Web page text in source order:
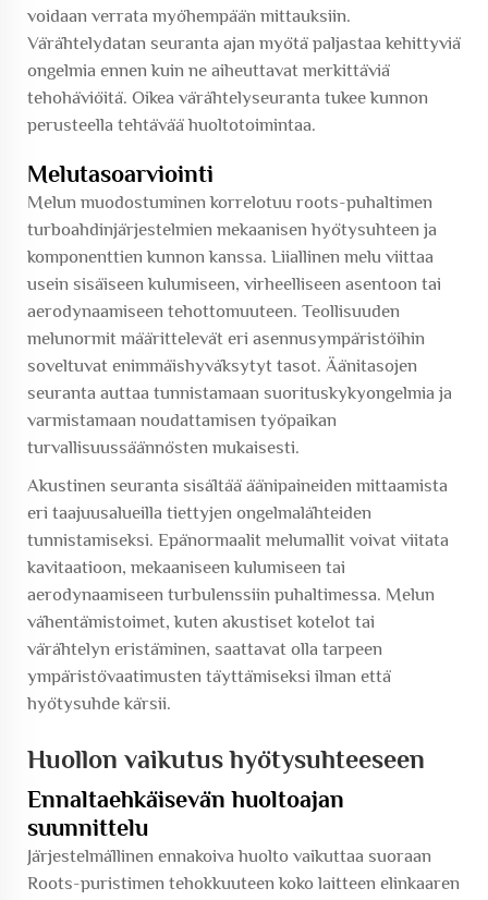
voidaan verrata myöhempään mittauksiin.
Värähtelydatan seuranta ajan myötä paljastaa kehittyviä
ongelmia ennen kuin ne aiheuttavat merkittäviä
tehohäviöitä. Oikea värähtelyseuranta tukee kunnon
perusteella tehtävää huoltotoimintaa.
Melutasoarviointi
Melun muodostuminen korrelotuu roots-puhaltimen
turboahdinjärjestelmien mekaanisen hyötysuhteen ja
komponenttien kunnon kanssa. Liiallinen melu viittaa
usein sisäiseen kulumiseen, virheelliseen asentoon tai
aerodynaamiseen tehottomuuteen. Teollisuuden
melunormit määrittelevät eri asennusympäristöihin
soveltuvat enimmäishyväksytyt tasot. Äänitasojen
seuranta auttaa tunnistamaan suorituskykyongelmia ja
varmistamaan noudattamisen työpaikan
turvallisuussäännösten mukaisesti.
Akustinen seuranta sisältää äänipaineiden mittaamista
eri taajuusalueilla tiettyjen ongelmalähteiden
tunnistamiseksi. Epänormaalit melumallit voivat viitata
kavitaatioon, mekaaniseen kulumiseen tai
aerodynaamiseen turbulenssiin puhaltimessa. Melun
vähentämistoimet, kuten akustiset kotelot tai
värähtelyn eristäminen, saattavat olla tarpeen
ympäristövaatimusten täyttämiseksi ilman että
hyötysuhde kärsii.
Huollon vaikutus hyötysuhteeseen
Ennaltaehkäisevän huoltoajan
suunnittelu
Järjestelmällinen ennakoiva huolto vaikuttaa suoraan
Roots-puristimen tehokkuuteen koko laitteen elinkaaren